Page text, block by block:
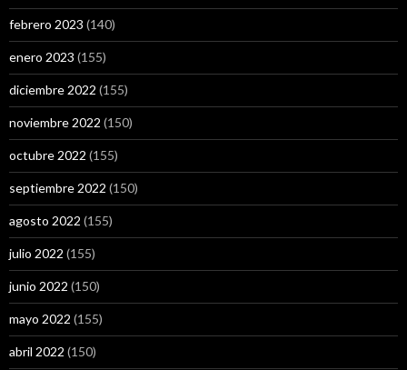
febrero 2023 (140)
enero 2023 (155)
diciembre 2022 (155)
noviembre 2022 (150)
octubre 2022 (155)
septiembre 2022 (150)
agosto 2022 (155)
julio 2022 (155)
junio 2022 (150)
mayo 2022 (155)
abril 2022 (150)